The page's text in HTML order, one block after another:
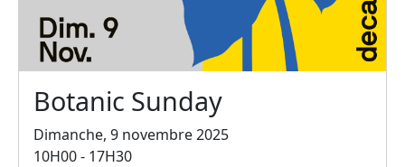
Botanic Sunday
Dimanche, 9 novembre 2025
10H00 - 17H30